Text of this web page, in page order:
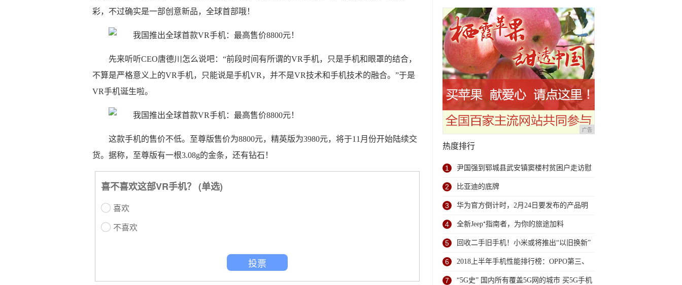
彩，不过确实是一部创意新品，全球首部哦！
先来听听CEO唐德川怎么说吧：“前段时间有所谓的VR手机，只是手机和眼罩的结合，
不算是严格意义上的VR手机，只能说是手机VR，并不是VR技术和手机技术的融合。”于是
VR手机诞生啦。
这款手机的售价不低。至尊版售价为8800元，精英版为3980元，将于11月份开始陆续交
货。据称，至尊版有一根3.08g的金条，还有钻石！
喜不喜欢这部VR手机？ (单选)
喜欢
不喜欢
投票
未来将实现真正的万物
互联
AirPods，产量突破1.2
亿
广告
热度排行
1 尹国强到郓城县武安镇窦楼村贫困户走访慰
问
2 比亚迪的底牌
3 华为官方倒计时，2月24日要发布的产品明
朗了，花粉期待的都来了
4 全新Jeep⁺指南者，为你的旅途加料
5 回收二手旧手机！小米或将推出“以旧换新”
服务
6 2018上半年手机性能排行榜：OPPO第三、
华为第九、第一名当之无愧
7 “5G史” 国内所有覆盖5G网的城市 买5G手机